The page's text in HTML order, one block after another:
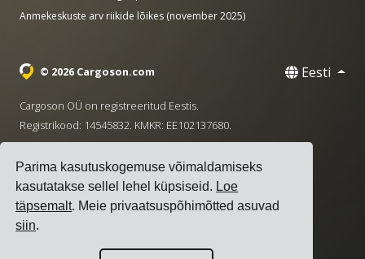
Parima kasutuskogemuse võimaldamiseks
kasutatakse sellel lehel küpsiseid. Loe
täpsemalt. Meie privaatsuspõhimõtted asuvad
siin.
Anmekeskuste arv riikide lõikes (november 2025)
© 2026 Cargoson.com Eesti
Cargoson OÜ on registreeritud Eestis.
Registrikood: 14545832. KMKR: EE102137680.
· hello@cargoson.com
Teenuse tingimused Privaatsuseeskirjad
poliitika